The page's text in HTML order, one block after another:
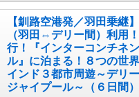
【釧路空港発／羽田乗継
（羽田⇔デリー間）利用
行！『インターコンチネ
ル』に泊まる！８つの世
インド３都市周遊～デリ
ジャイプール～（６日間）